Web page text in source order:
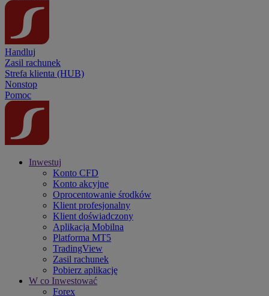
Handluj
Zasil rachunek
Strefa klienta (HUB)
Nonstop
Pomoc
Inwestuj
Konto CFD
Konto akcyjne
Oprocentowanie środków
Klient profesjonalny
Klient doświadczony
Aplikacja Mobilna
Platforma MT5
TradingView
Zasil rachunek
Pobierz aplikację
W co Inwestować
Forex